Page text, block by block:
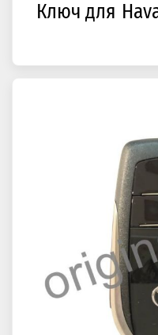
Ключ для